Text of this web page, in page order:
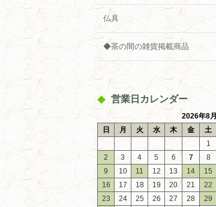
仏具
◆茶の間の雑貨掲載商品
営業日カレンダー
2026年8月
日
月 火 水 木 金
土
1
2
3 4 5 6 7
8
9
10 11 12 13 14
15
16
17 18 19 20 21
22
23
24 25 26 27 28
29